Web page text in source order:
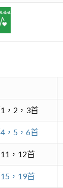
，2，3首
，5，6首
，12首
，19首